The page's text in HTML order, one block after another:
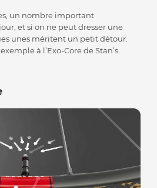
un nombre important
et si on ne peut dresser une
unes méritent un petit détour.
à l’Exo-Core de Stan’s.